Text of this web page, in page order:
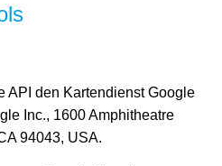
API den Kartendienst Google
Inc., 1600 Amphitheatre
94043, USA.